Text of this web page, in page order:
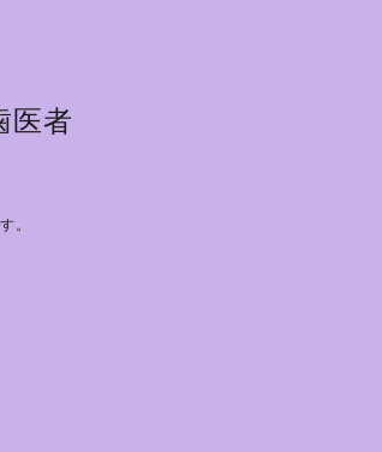
医者
。